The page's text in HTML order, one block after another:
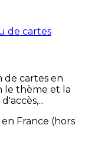
de cartes en
le thème et la
en France (hors